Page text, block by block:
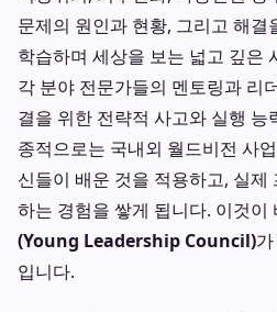
문제의 원인과 현황, 그리고 해
학습하며 세상을 보는 넓고 깊은
각 분야 전문가들의 멘토링과 리
결을 위한 전략적 사고와 실행 능
종적으로는 국내외 월드비전 사
신들이 배운 것을 적용하고, 실제
하는 경험을 쌓게 됩니다. 이것이
(Young Leadership Council)
입니다.